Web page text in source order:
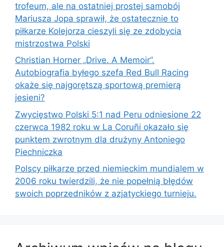
trofeum, ale na ostatniej prostej samobój
Mariusza Jopa sprawił, że ostatecznie to
piłkarze Kolejorza cieszyli się ze zdobycia
mistrzostwa Polski
Christian Horner „Drive. A Memoir”.
Autobiografia byłego szefa Red Bull Racing
okaże się najgorętszą sportową premierą
jesieni?
Zwycięstwo Polski 5:1 nad Peru odniesione 22
czerwca 1982 roku w La Coruñi okazało się
punktem zwrotnym dla drużyny Antoniego
Piechniczka
Polscy piłkarze przed niemieckim mundialem w
2006 roku twierdzili, że nie popełnią błędów
swoich poprzedników z azjatyckiego turnieju.